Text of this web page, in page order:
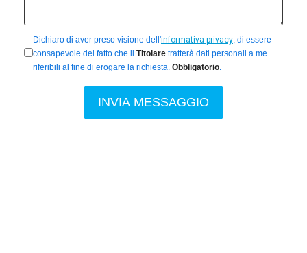
privacy*
Dichiaro di aver preso visione dell'informativa privacy, di essere
consapevole del fatto che il Titolare tratterà dati personali a me
riferibili al fine di erogare la richiesta. Obbligatorio.
INVIA MESSAGGIO